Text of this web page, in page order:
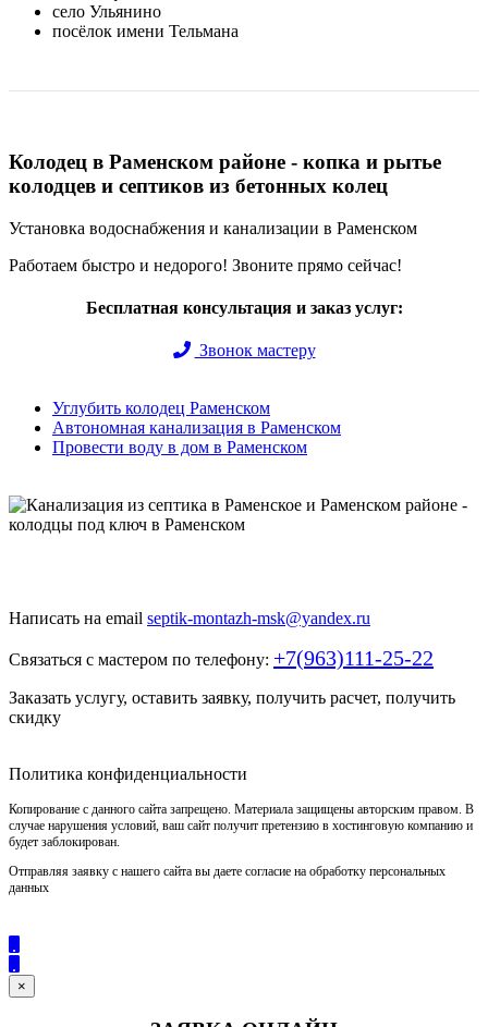
село Ульянино
посёлок имени Тельмана
Колодец в Раменском районе - копка и рытье
колодцев и септиков из бетонных колец
Установка водоснабжения и канализации в Раменском
Работаем быстро и недорого! Звоните прямо сейчас!
Бесплатная консультация и заказ услуг:
Звонок мастеру
Углубить колодец Раменском
Автономная канализация в Раменском
Провести воду в дом в Раменском
Написать на email septik-montazh-msk@yandex.ru
Связаться с мастером по телефону: +7(963)111-25-22
Заказать услугу, оставить заявку, получить расчет, получить
скидку
Политика конфиденциальности
Копирование с данного сайта запрещено. Материала защищены авторским правом. В
случае нарушения условий, ваш сайт получит претензию в хостинговую компанию и
будет заблокирован.
Отправляя заявку с нашего сайта вы даете согласие на обработку персональных
данных
×